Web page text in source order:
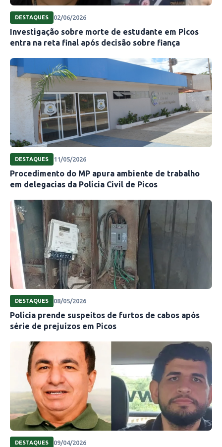
DESTAQUES 02/06/2026
Investigação sobre morte de estudante em Picos
entra na reta final após decisão sobre fiança
DESTAQUES 11/05/2026
Procedimento do MP apura ambiente de trabalho
em delegacias da Polícia Civil de Picos
DESTAQUES 08/05/2026
Polícia prende suspeitos de furtos de cabos após
série de prejuízos em Picos
DESTAQUES 09/04/2026